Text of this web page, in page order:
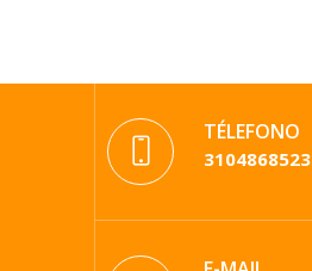
TÉLEFONO
3104868523